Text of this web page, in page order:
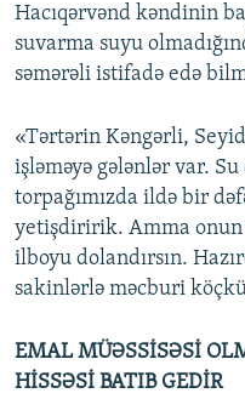
Hacıqərvənd kəndinin
suvarma suyu
səmərəli istifadə edə
«Tərtərin Kəngərli,
işləməyə gələnlər var. Su
torpağımızda ildə bir
yetişdiririk. Amma onun
ilboyu dolandırsın.
sakinlərlə məcburi
EMAL MÜƏSSİSƏSİ
HİSSƏSİ BATIB GEDİR